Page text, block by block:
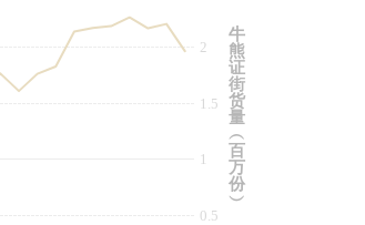
0.5
1
1.5
2
牛
熊
证
街
货
量
︵
百
万
份
︶